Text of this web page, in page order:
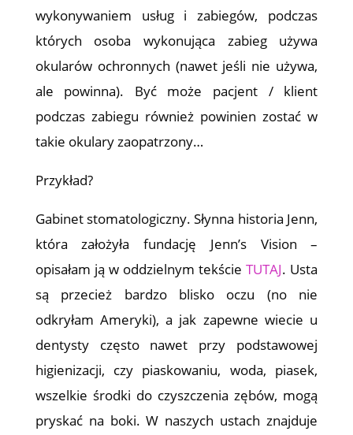
wykonywaniem usług i zabiegów, podczas
których osoba wykonująca zabieg używa
okularów ochronnych (nawet jeśli nie używa,
ale powinna). Być może pacjent / klient
podczas zabiegu również powinien zostać w
takie okulary zaopatrzony…
Przykład?
Gabinet stomatologiczny. Słynna historia Jenn,
która założyła fundację Jenn’s Vision –
opisałam ją w oddzielnym tekścieTUTAJ. Usta
są przecież bardzo blisko oczu (no nie
odkryłam Ameryki), a jak zapewne wiecie u
dentysty często nawet przy podstawowej
higienizacji, czy piaskowaniu, woda, piasek,
wszelkie środki do czyszczenia zębów, mogą
pryskać na boki. W naszych ustach znajduje